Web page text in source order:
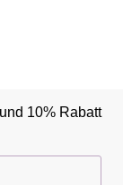
10% Rabatt